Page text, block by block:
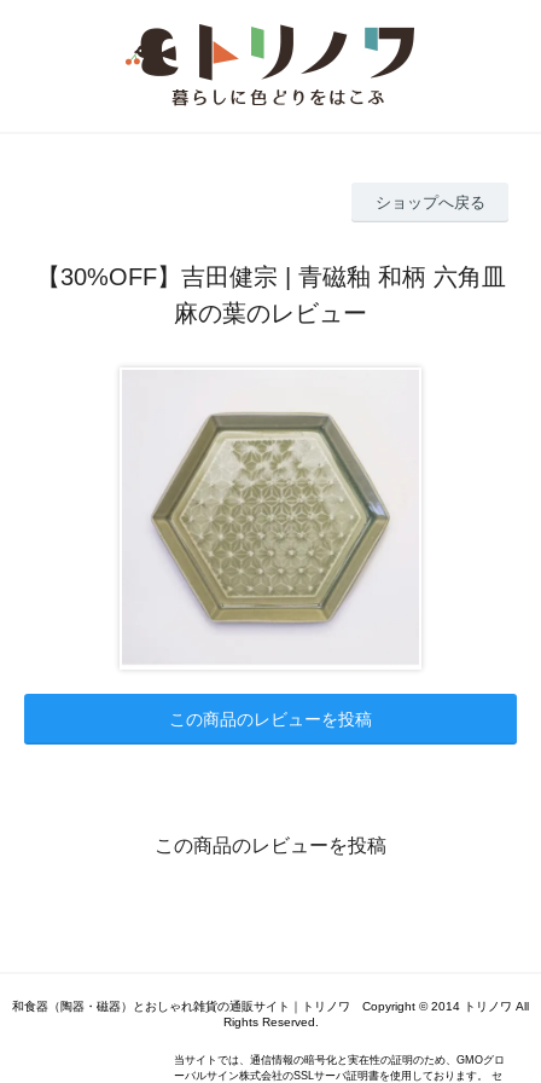
ショップへ戻る
【30%OFF】吉田健宗 | 青磁釉 和柄 六角皿
麻の葉のレビュー
この商品のレビューを投稿
この商品のレビューを投稿
和食器（陶器・磁器）とおしゃれ雑貨の通販サイト｜トリノワ Copyright © 2014 トリノワ All
Rights Reserved.
当サイトでは、通信情報の暗号化と実在性の証明のため、GMOグロ
ーバルサイン株式会社のSSLサーバ証明書を使用しております。 セ